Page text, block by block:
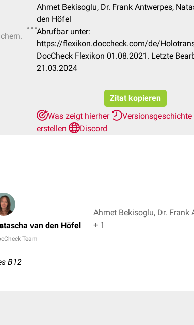
Ahmet Bekisoglu, Dr. Frank Antwerpes,
den Höfel
Abrufbar unter:
https://flexikon.doccheck.com/de/
DocCheck Flexikon 01.08.2021. Letzte
21.03.2024
Zitat kopieren
Was zeigt hierher
Versionsgeschichte
erstellen
Discord
van den Höfel
Team
Ahmet Bekisoglu, Dr. Frank
+ 1
B12